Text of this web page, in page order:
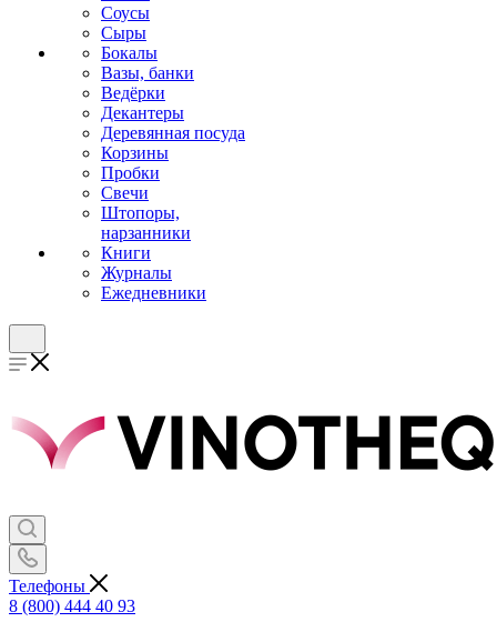
Соусы
Сыры
Бокалы
Вазы, банки
Ведёрки
Декантеры
Деревянная посуда
Корзины
Пробки
Свечи
Штопоры,
нарзанники
Книги
Журналы
Ежедневники
Телефоны
8 (800) 444 40 93